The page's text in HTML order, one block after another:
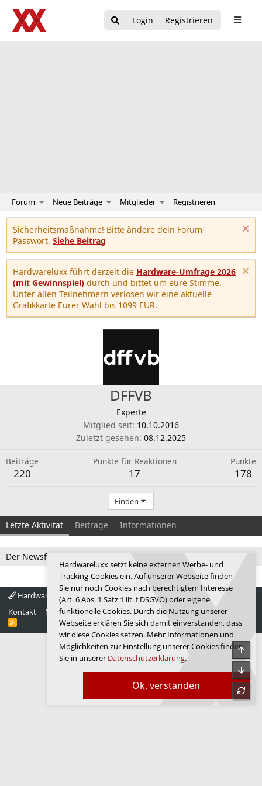
Login Registrieren
Forum Neue Beiträge Mitglieder Registrieren
Sicherheitsmaßnahme! Bitte ändere dein Forum-
Passwort. Siehe Beitrag
Hardwareluxx führt derzeit die Hardware-Umfrage 2026
(mit Gewinnspiel) durch und bittet um eure Stimme.
Unter allen Teilnehmern verlosen wir eine aktuelle
Grafikkarte Eurer Wahl bis 1099 EUR.
DFFVB
Experte
Mitglied seit 10.10.2016
Zuletzt gesehen 08.12.2025
Beiträge
220
Punkte für Reaktionen
17
Punkte
178
Finden
Letzte Aktivität Beiträge Informationen
Der Newsfeed ist zur Zeit leer.
Hardwareluxx 4.0
Deutsch
Kontakt
Nutzungsbedingungen Datenschutz Hilfe Startseite
R
Ok, verstanden
Hardwareluxx setzt keine externen Werbe- und
Tracking-Cookies ein. Auf unserer Webseite finden
Sie nur noch Cookies nach berechtigtem Interesse
(Art. 6 Abs. 1 Satz 1 lit. f DSGVO) oder eigene
funktionelle Cookies. Durch die Nutzung unserer
Webseite erklären Sie sich damit einverstanden, dass
wir diese Cookies setzen. Mehr Informationen und
Möglichkeiten zur Einstellung unserer Cookies finden
Sie in unserer Datenschutzerklärung.